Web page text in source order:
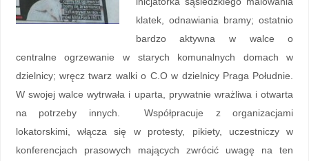
klatek, odnawiania bramy; ostatnio
bardzo aktywna w walce o
centralne ogrzewanie w starych komunalnych domach w
dzielnicy; wręcz twarz walki o C.O w dzielnicy Praga Południe.
W swojej walce wytrwała i uparta, prywatnie wrażliwa i otwarta
na potrzeby innych. Współpracuje z organizacjami
lokatorskimi, włącza się w protesty, pikiety, uczestniczy w
konferencjach prasowych mających zwrócić uwagę na ten